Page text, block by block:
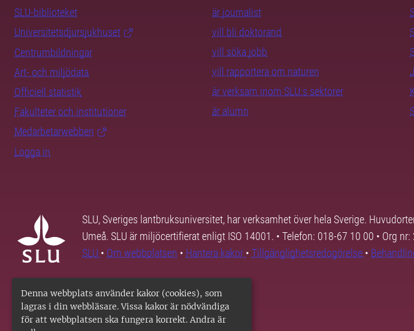
Denna webbplats använder kakor (cookies), som
lagras i din webbläsare. Vissa kakor är nödvändiga
för att webbplatsen ska fungera korrekt. Andra är
SLU-biblioteket
Universitetsdjursjukhuset
Centrumbildningar
Art- och miljödata
Officiell statistik
Fakulteter och institutioner
Medarbetarwebben
Logga in
är journalist
vill bli doktorand
vill söka jobb
vill rapportera om naturen
är verksam inom SLU:s sektorer
är alumn
SLU, Sveriges lantbruksuniversitet, har verksamhet över hela Sverige.
Umeå. SLU är miljöcertifierat enligt ISO 14001. • Telefon: 018-67 10 00 • Org
SLU • Om webbplatsen • Hantera kakor • Tillgänglighetsredogörelse •